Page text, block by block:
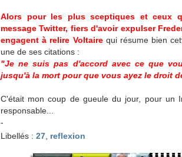
Alors pour les plus sceptiques et ceux
message Twitter, fiers d'avoir expulser
engagent à relire Voltairequi résume bien
une de ses citations :
"Je ne suis pas d'accord avec ce que
jusqu'à la mort pour que vous ayez le droit
C'était mon coup de gueule du jour, pour un
responsable...
-
Libellés : 27 reflexion